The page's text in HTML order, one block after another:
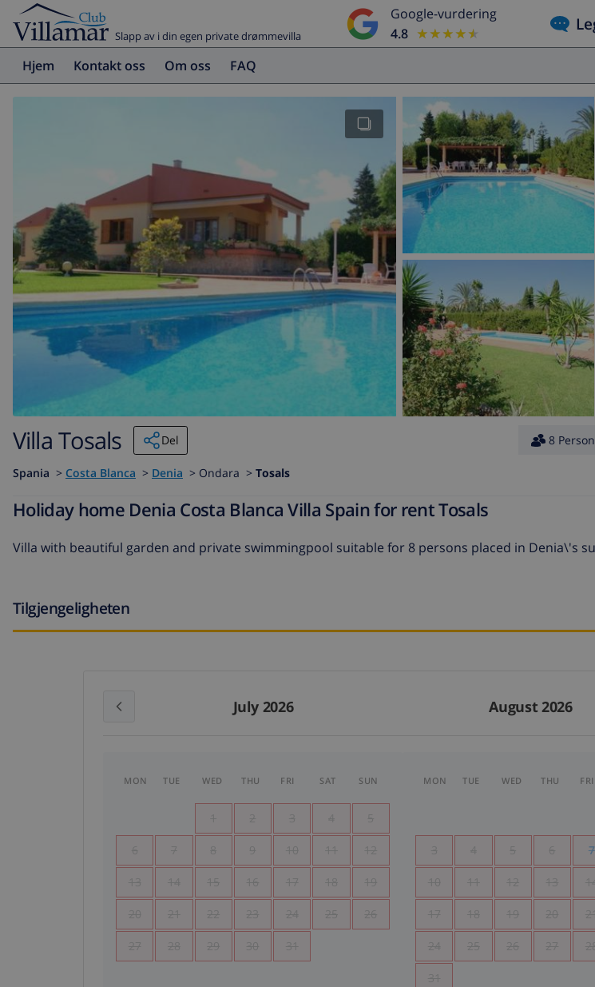
Slapp av i din egen private drømmevilla
Google-vurdering
4.8
★★★★★
★★★★★
Hjem Kontakt oss Om oss FAQ
Villa Tosals Del 8
Spania > Costa Blanca > Denia > Ondara > Tosals
Holiday home Denia Costa Blanca Villa Spain for rent Tosals
Villa with beautiful garden and private swimmingpool suitable for 8 persons placed in Denia\'s
Tilgjengeligheten
July 2026 August 2026
MON TUE WED THU FRI SAT SUN
1 2 3 4 5
6 7 8 9 10 11 12
13 14 15 16 17 18 19
20 21 22 23 24 25 26
27 28 29 30 31
MON TUE WED THU FRI
3 4 5 6 7
10 11 12 13
17 18 19 20
24 25 26 27
31